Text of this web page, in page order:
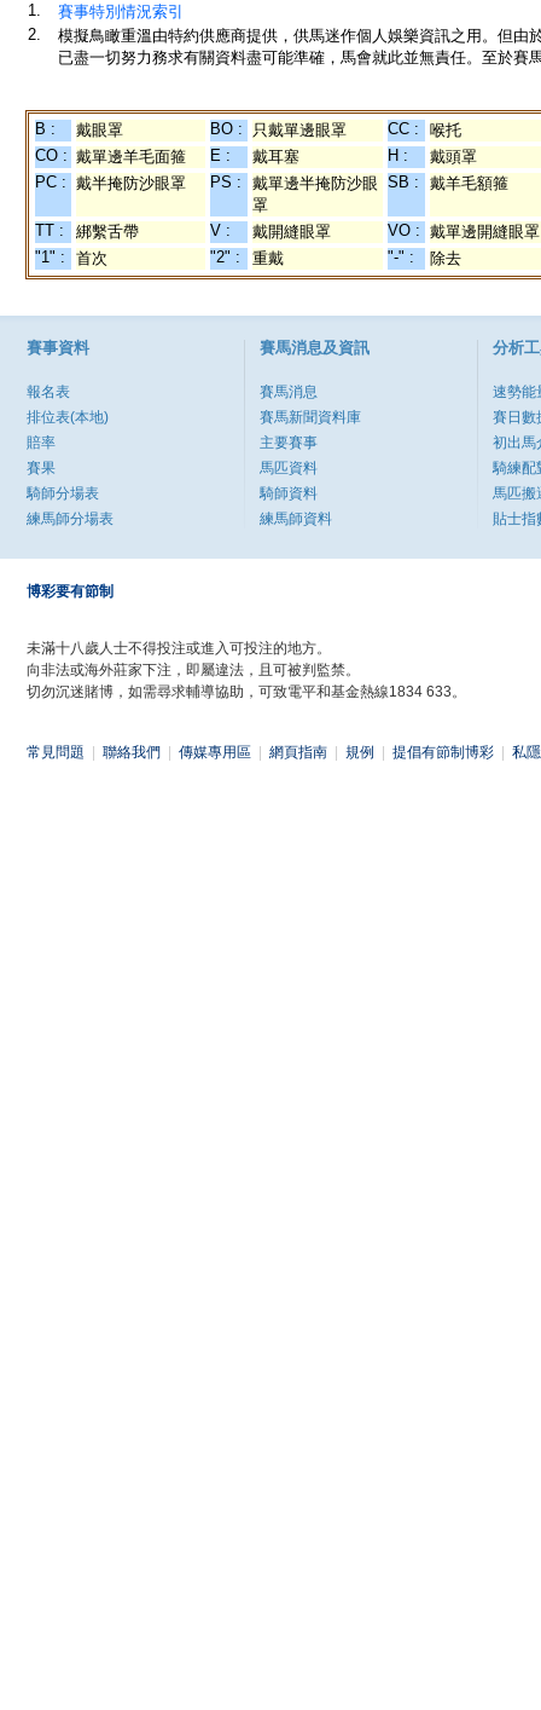
1.
賽事特別情況索引
2.
模擬鳥瞰重溫由特約供應商提供，供馬迷作個人娛樂資訊之用。但
已盡一切努力務求有關資料盡可能準確，馬會就此並無責任。至於賽
B : 戴眼罩 BO : 只戴單邊眼罩 CC :
喉托
CO : 戴單邊羊毛面箍 E : 戴耳塞 H :
戴頭罩
PC : 戴半掩防沙眼罩 PS :
戴單邊半掩防沙眼
罩
SB : 戴羊毛額箍
TT : 綁繫舌帶 V : 戴開縫眼罩 VO : 戴單邊開縫眼罩
"1" :
首次 "2" : 重戴 "-" : 除去
賽事資料
報名表
排位表(本地)
賠率
賽果
騎師分場表
練馬師分場表
賽馬消息及資訊
賽馬消息
賽馬新聞資料庫
主要賽事
馬匹資料
騎師資料
練馬師資料
分析
速勢能
賽日數
初出馬
騎練配
馬匹搬
貼士指
博彩要有節制
未滿十八歲人士不得投注或進入可投注的地方。
向非法或海外莊家下注，即屬違法，且可被判監禁。
切勿沉迷賭博，如需尋求輔導協助，可致電平和基金熱線1834 633。
常見問題 聯絡我們 傳媒專用區 網頁指南 規例 提倡有節制博彩 私